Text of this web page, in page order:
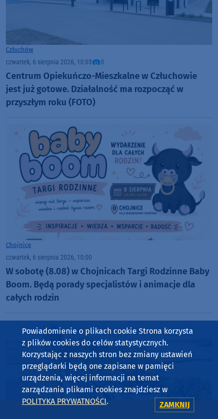
Człuchów
czwartek, 6 sierpnia 2026, 10:03 8
Centrum Opiekuńczo-Mieszkalne w Człuchowie
jest już gotowe. Działalność ma rozpocząć w
przyszłym roku (FOTO)
Chojnice
czwartek, 6 sierpnia 2026, 10:00
W sobotę (8.08) w Chojnicach Targi Rodzinne Baby
Boom. Będą porady specjalistów i animacje dla
całych rodzin
Powiadomienie o plikach cookie Strona korzysta
z plików cookies do celów statystycznych.
Korzystając z naszych stron bez zmiany ustawień
przeglądarki będą one zapisane w pamięci
urządzenia, więcej informacji na temat
zarządzania plikami cookies znajdziesz w
POLITYKA PRYWATNOŚCI. ZAMKNIJ